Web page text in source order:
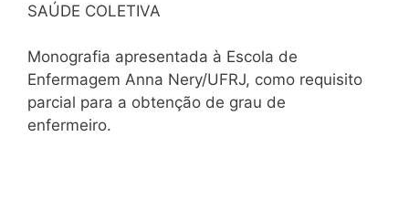
SAÚDE COLETIVA
Monografia apresentada à Escola de
Enfermagem Anna Nery/UFRJ, como requisito
parcial para a obtenção de grau de
enfermeiro.